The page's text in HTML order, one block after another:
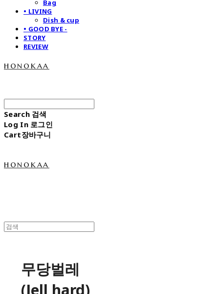
Bag
• LIVING
Dish & cup
• GOOD BYE -
STORY
REVIEW
honokaa
Search 검색
Log In 로그인
Cart장바구니
honokaa
무당벌레
(Jell hard)